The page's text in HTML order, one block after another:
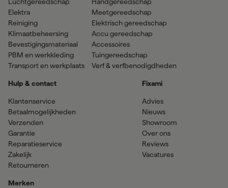
Elektra
Reiniging
Klimaatbeheersing
Bevestigingsmateriaal
PBM en werkkleding
Transport en werkplaats
Meetgereedschap
Elektrisch gereedschap
Accu gereedschap
Accessoires
Tuingereedschap
Verf & verfbenodigdheden
Hulp & contact
Klantenservice
Betaalmogelijkheden
Verzenden
Garantie
Reparatieservice
Zakelijk
Retourneren
Merken
Fixami
Advies
Nieuws
Showroom
Over ons
Reviews
Vacatures